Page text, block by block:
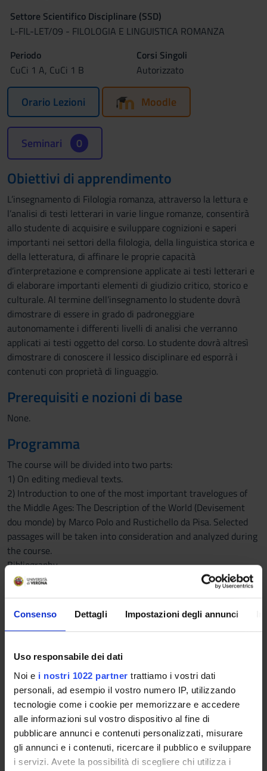
Consenso Dettagli Impostazioni degli annunci
Uso responsabile dei dati
Noi e i nostri 1022 partner trattiamo i vostri dati
personali, ad esempio il vostro numero IP, utilizzando
tecnologie come i cookie per memorizzare e accedere
alle informazioni sul vostro dispositivo al fine di
pubblicare annunci e contenuti personalizzati, misurare
gli annunci e i contenuti, ricercare il pubblico e sviluppare
i servizi. Avete la possibilità di scegliere chi utilizza i
Settore Scientifico Disciplinare (SSD)
L-FIL-LET/09 - FILOLOGIA E LINGUISTICA ROMANZA
Periodo
CuCi 1 A, CuCi 1 B
Corsi Singoli
Autorizzato
Orario Lezioni Moodle
Seminari 0
Obiettivi di apprendimento
L’insegnamento di Filologia romanza, attraverso la lettura e
l’analisi di testi letterari in varie lingue romanze, consentirà
allo studente di acquisire e sviluppare cognizioni e saperi
importanti nei settori della filologia, della linguistica storica e
della letteratura, di affinare le proprie capacità
d’interpretazione e comprensione applicate ai testi letterari e
di elaborare importanti elementi di giudizio critico, storico e
culturale. Al termine dell’insegnamento lo studente dovrà
dimostrare di essere in grado di padroneggiare
autonomamente i differenti livelli di analisi che verranno
applicati ai testi oggetto del corso. Lo studente dovrà altresì
dimostrare di conoscere il lessico disciplinare ed esporrà i
contenuti con proprietà di linguaggio.
Prerequisiti e nozioni di base
None.
Programma
The course will be divided into two parts:
1) On editing medieval texts.
2) Introduction to one of the most important travelogues of
the Middle Ages: The Description of the World (Devisement
dou monde) by Marco Polo and Rustichello da Pisa. Selected
passages will be taken into consideration and analyzed during
the course.
Bibliography
- P. Trovato, Everything you Always Wanted to Know about
Genealogical Textual Criticism in the Age of Post-
Structuralism, Cladistics and Copy-Text, Foreword by M. D.
Reeve, Padova, libreriauniversitaria.it edizioni, 2014, chapters
1 and 2 (pp. 39-108).
- Marco Polo, The Description of the World, Translated, with
an Introduction and Annotations, by S. Kinoshita, Maps and
Genealogies by I. Mladjov, Indianapolis/Cambridge, Hackett
Publishing Company Inc., 2016.
- A. Andreose, Marco Polo’s Devisement dou monde and
Franco-Italian Tradition, «Francigena», 1 (2015), pp. 261-91.
(pdf available on moodle)
- C. Concina, Fragments of China: the f manuscript of Marco